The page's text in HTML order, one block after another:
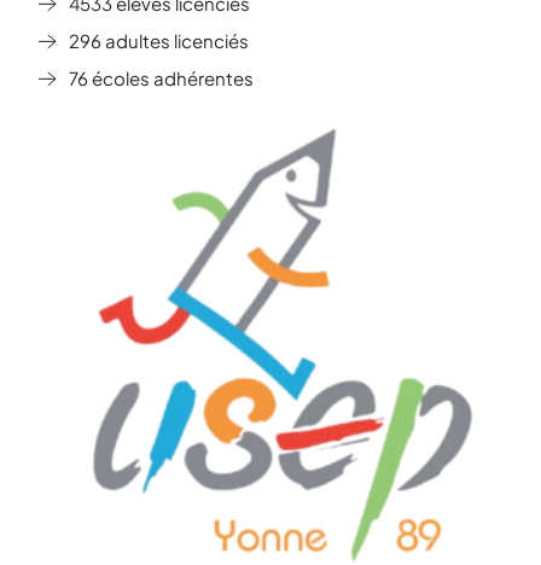
296 adultes licenciés
76 écoles adhérentes